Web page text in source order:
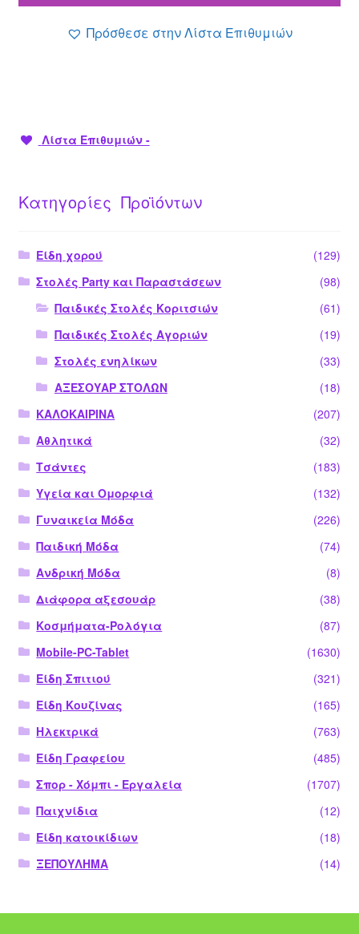
Πρόσθεσε στην Λίστα Επιθυμιών
Λίστα Επιθυμιών -
Κατηγορίες Προϊόντων
Είδη χορού
(129)
Στολές Party και Παραστάσεων
(98)
Παιδικές Στολές Κοριτσιών
(61)
Παιδικές Στολές Αγοριών
(19)
Στολές ενηλίκων
(33)
ΑΞΕΣΟΥΑΡ ΣΤΟΛΩΝ
(18)
ΚΑΛΟΚΑΙΡΙΝΑ
(207)
Αθλητικά
(32)
Τσάντες
(183)
Υγεία και Ομορφιά
(132)
Γυναικεία Μόδα
(226)
Παιδική Μόδα
(74)
Ανδρική Μόδα
(8)
Διάφορα αξεσουάρ
(38)
Κοσμήματα-Ρολόγια
(87)
Mobile-PC-Tablet
(1630)
Είδη Σπιτιού
(321)
Είδη Κουζίνας
(165)
Ηλεκτρικά
(763)
Είδη Γραφείου
(485)
Σπορ - Χόμπι - Εργαλεία
(1707)
Παιχνίδια
(12)
Είδη κατοικίδιων
(18)
ΞΕΠΟΥΛΗΜΑ
(14)